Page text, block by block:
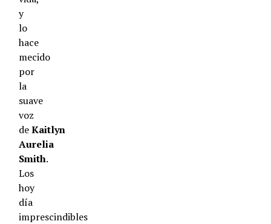
y
lo
hace
mecido
por
la
suave
voz
deKaitlyn
Aurelia
Smith.
Los
hoy
día
imprescindibles